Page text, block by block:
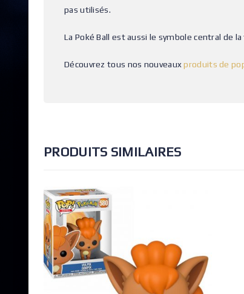
pas utilisés.
La Poké Ball est aussi le symbole central de
Découvrez tous nos nouveauxproduits de
PRODUITS SIMILAIRES